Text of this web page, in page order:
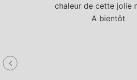
chaleur de cette jolie
A bientôt